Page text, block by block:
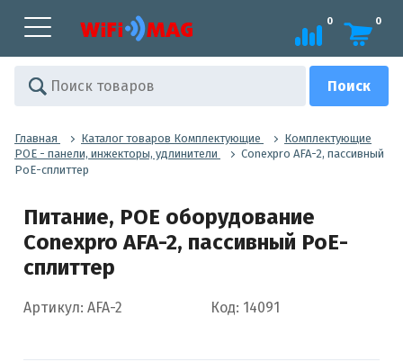
0 0
Главная Каталог товаров Комплектующие
Комплектующие
POE - панели, инжекторы, удлинители
Conexpro AFA-2, пассивный
PoE-сплиттер
Питание, POE оборудование
Conexpro AFA-2, пассивный PoE-
сплиттер
Артикул: AFA-2 Код: 14091